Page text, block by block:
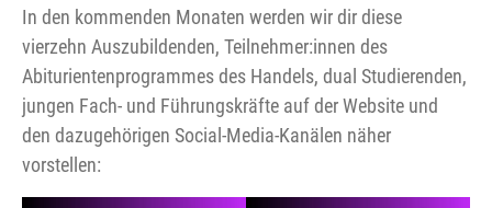
In den kommenden Monaten werden wir dir diese
vierzehn Auszubildenden, Teilnehmer:innen des
Abiturientenprogrammes des Handels, dual Studierenden,
jungen Fach- und Führungskräfte auf der Website und
den dazugehörigen Social-Media-Kanälen näher
vorstellen: